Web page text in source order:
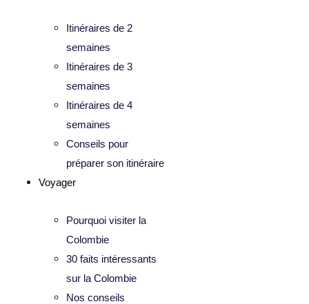
Itinéraires de 2
semaines
Itinéraires de 3
semaines
Itinéraires de 4
semaines
Conseils pour
préparer son itinéraire
Voyager
Pourquoi visiter la
Colombie
30 faits intéressants
sur la Colombie
Nos conseils